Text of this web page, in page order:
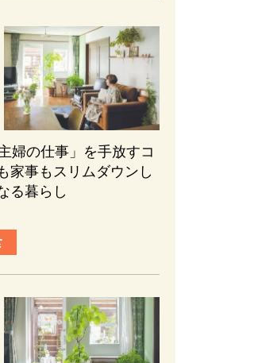
婦の仕事」を手放すコ
家事もスリムダウンし
る暮らし